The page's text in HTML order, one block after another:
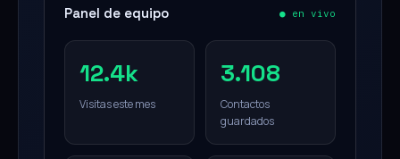
Panel de equipo ● en vivo
12.4k
Visitas este mes
3.108
Contactos
guardados